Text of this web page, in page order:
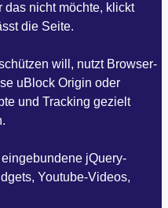
das nicht möchte, klickt
die Seite.
will, nutzt Browser-
uBlock Origin oder
und Tracking gezielt
jQuery-
Youtube-Videos,